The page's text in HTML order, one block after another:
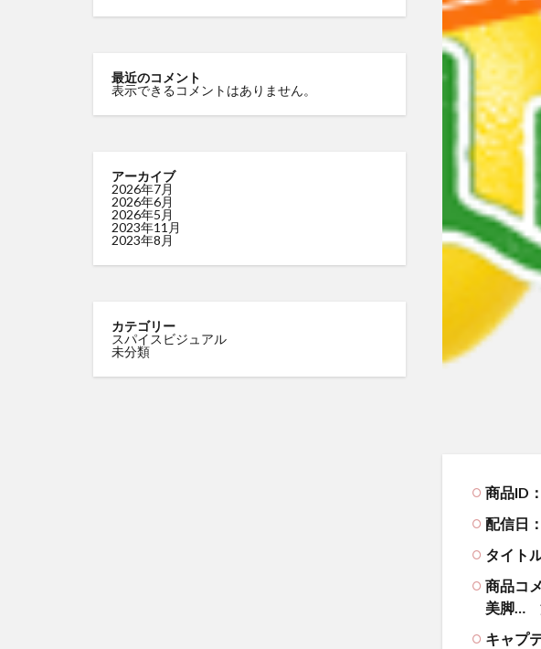
商品ID
配信日
タイト
商品コ
美脚…
キャプ
最近のコメント
表示できるコメントはありません。
アーカイブ
2026年7月
2026年6月
2026年5月
2023年11月
2023年8月
カテゴリー
スパイスビジュアル
未分類